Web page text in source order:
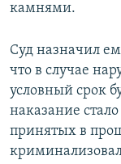
камнями.
Суд назначил
что в случае
условный срок
наказание
принятых в